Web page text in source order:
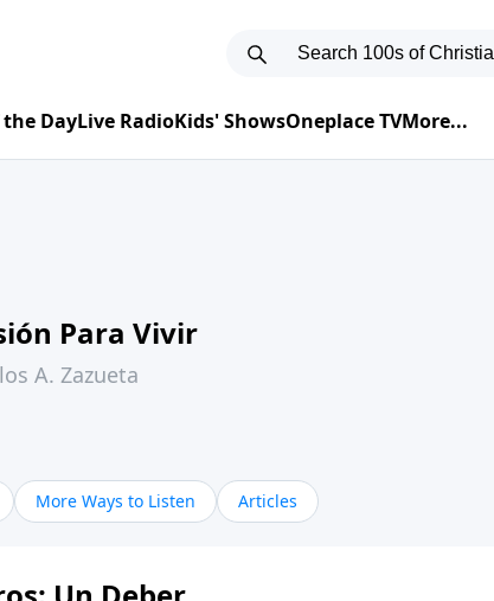
the DayLive RadioKids' ShowsOneplace TVMore...
Para Vivir
A. Zazueta
More Ways to Listen Articles